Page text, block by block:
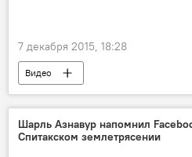
7 декабря 2015, 18:28
Видео
Шарль Азнавур напомнил
Спитакском землетрясении